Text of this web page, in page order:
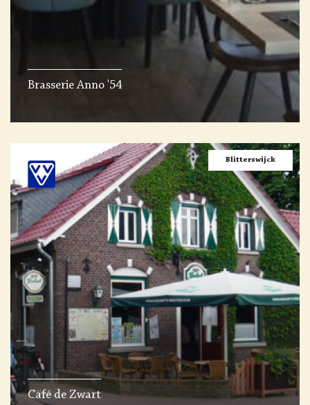
Brasserie Anno '54
Blitterswijck
Café de Zwart